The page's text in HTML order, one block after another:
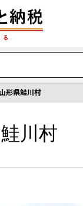
山形県鮭川村
川村